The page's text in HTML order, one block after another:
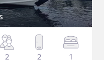
2 2 1